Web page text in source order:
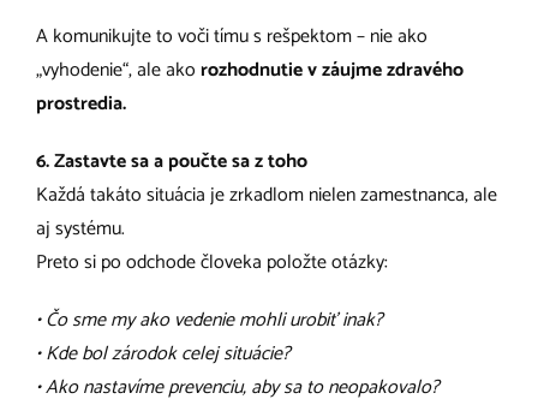
A komunikujte to voči tímu s rešpektom – nie ako
„vyhodenie“, ale akorozhodnutie v záujme zdravého
prostredia.
6. Zastavte sa a poučte sa z toho
Každá takáto situácia je zrkadlom nielen zamestnanca, ale
aj systému.
Preto si po odchode človeka položte otázky:
• Čo sme my ako vedenie mohli urobiť inak?
• Kde bol zárodok celej situácie?
• Ako nastavíme prevenciu, aby sa to neopakovalo?